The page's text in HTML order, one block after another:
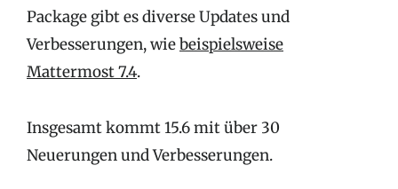
Package gibt es diverse Updates und
Verbesserungen, wiebeispielsweise
Mattermost 7.4.
Insgesamt kommt 15.6 mit über 30
Neuerungen und Verbesserungen.